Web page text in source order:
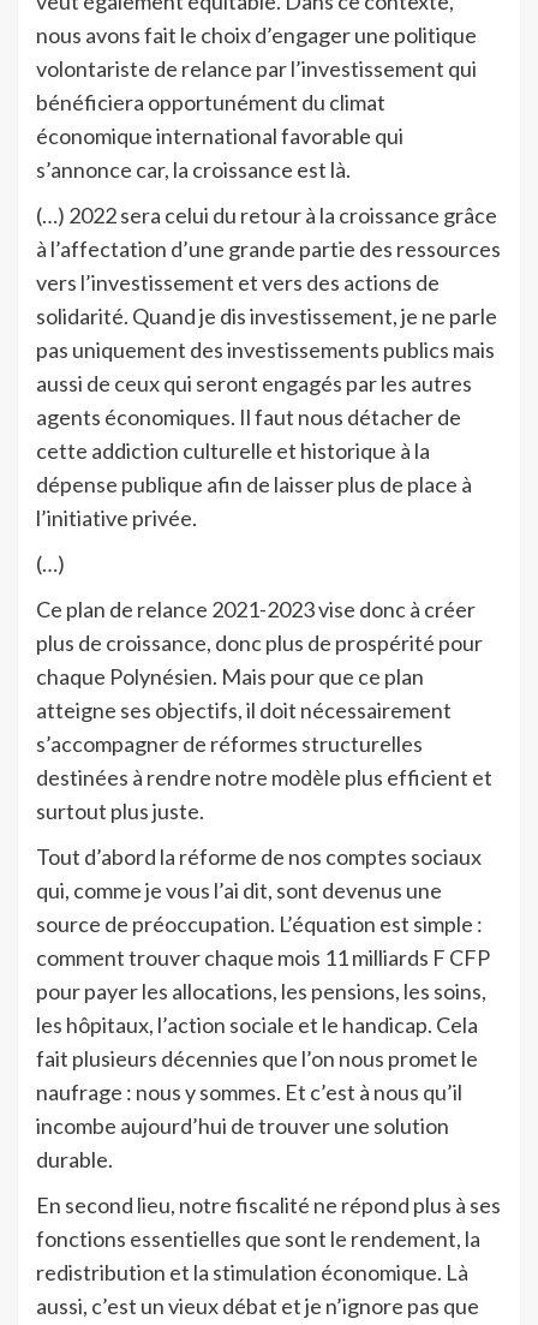
nous avons fait le choix d’engager une politique
volontariste de relance par l’investissement qui
bénéficiera opportunément du climat
économique international favorable qui
s’annonce car, la croissance est là.
(…) 2022 sera celui du retour à la croissance grâce
à l’affectation d’une grande partie des ressources
vers l’investissement et vers des actions de
solidarité. Quand je dis investissement, je ne parle
pas uniquement des investissements publics mais
aussi de ceux qui seront engagés par les autres
agents économiques. Il faut nous détacher de
cette addiction culturelle et historique à la
dépense publique afin de laisser plus de place à
l’initiative privée.
(…)
Ce plan de relance 2021-2023 vise donc à créer
plus de croissance, donc plus de prospérité pour
chaque Polynésien. Mais pour que ce plan
atteigne ses objectifs, il doit nécessairement
s’accompagner de réformes structurelles
destinées à rendre notre modèle plus efficient et
surtout plus juste.
Tout d’abord la réforme de nos comptes sociaux
qui, comme je vous l’ai dit, sont devenus une
source de préoccupation. L’équation est simple :
comment trouver chaque mois 11 milliards F CFP
pour payer les allocations, les pensions, les soins,
les hôpitaux, l’action sociale et le handicap. Cela
fait plusieurs décennies que l’on nous promet le
naufrage : nous y sommes. Et c’est à nous qu’il
incombe aujourd’hui de trouver une solution
durable.
En second lieu, notre fiscalité ne répond plus à ses
fonctions essentielles que sont le rendement, la
redistribution et la stimulation économique. Là
aussi, c’est un vieux débat et je n’ignore pas que